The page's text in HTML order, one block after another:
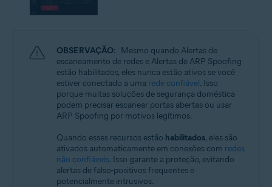
OBSERVAÇÃO: Mesmo quando Alertas de
escaneamento de redes e Alertas de ARP Spoofing
estão habilitados, eles nunca estão ativos se você
estiver conectado a uma rede confiável. Isso
porque muitas soluções de segurança doméstica
podem precisar escanear portas abertas ou usar
ARP Spoofing por motivos legítimos.
Quando esses recursos estão habilitados, eles são
ativados automaticamente em conexões com redes
não confiáveis. Isso garante a proteção, evitando
alertas de falso-positivos frequentes e
potencialmente intrusivos.